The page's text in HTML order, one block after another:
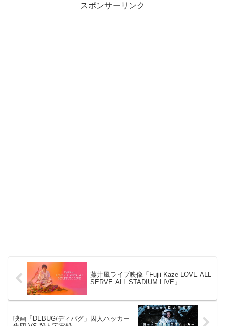
スポンサーリンク
藤井風ライブ映像「Fujii Kaze LOVE ALL
SERVE ALL STADIUM LIVE」
映画「DEBUG/ディバグ」囚人ハッカー